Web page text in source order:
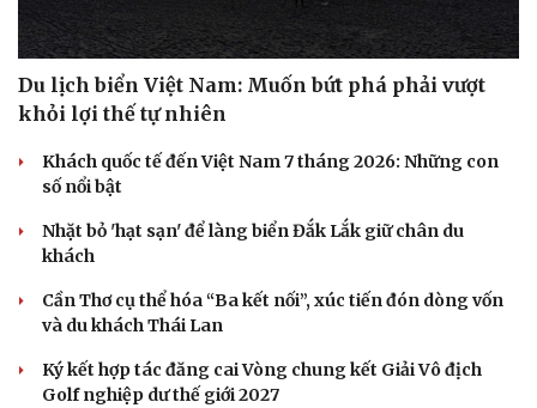
Du lịch biển Việt Nam: Muốn bứt phá phải vượt
khỏi lợi thế tự nhiên
Khách quốc tế đến Việt Nam 7 tháng 2026: Những con
số nổi bật
Nhặt bỏ 'hạt sạn' để làng biển Đắk Lắk giữ chân du
khách
Cần Thơ cụ thể hóa “Ba kết nối”, xúc tiến đón dòng vốn
và du khách Thái Lan
Ký kết hợp tác đăng cai Vòng chung kết Giải Vô địch
Golf nghiệp dư thế giới 2027